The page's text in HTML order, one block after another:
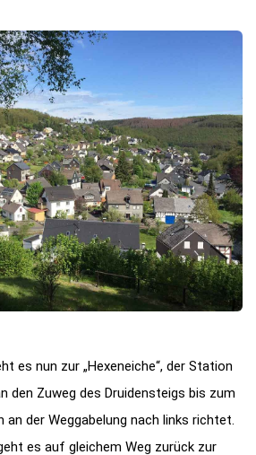
es nun zur „Hexeneiche“, der Station
den Zuweg des Druidensteigs bis zum
an der Weggabelung nach links richtet.
es auf gleichem Weg zurück zur